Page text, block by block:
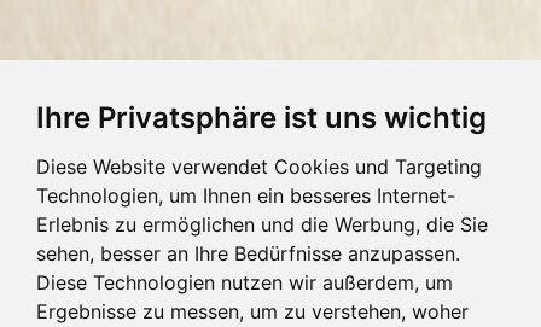
Ihre Privatsphäre ist uns wichtig
Diese Website verwendet Cookies und Targeting
Technologien, um Ihnen ein besseres Internet-
Erlebnis zu ermöglichen und die Werbung, die Sie
sehen, besser an Ihre Bedürfnisse anzupassen.
Diese Technologien nutzen wir außerdem, um
Ergebnisse zu messen, um zu verstehen, woher